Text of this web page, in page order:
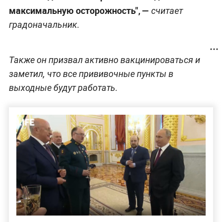
максимальную осторожность", — считает
градоначальник.
Также он призвал активно вакцинироваться и
заметил, что все прививочные пункты в
выходные будут работать.